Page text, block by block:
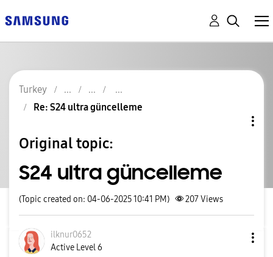
Turkey
Re: S24 ultra güncelleme
Original topic:
S24 ultra güncelleme
(Topic created on: 04-06-2025 10:41 PM) 207Views
ilknur0652
Active Level 6